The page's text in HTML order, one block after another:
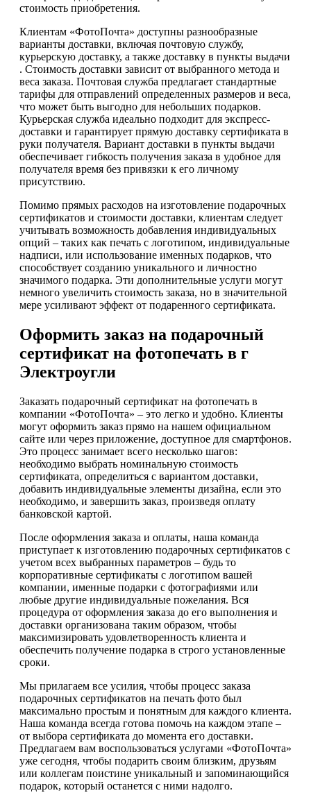
стоимость приобретения.
Клиентам «ФотоПочта» доступны разнообразные
варианты доставки, включая почтовую службу,
курьерскую доставку, а также доставку в пункты выдачи
. Стоимость доставки зависит от выбранного метода и
веса заказа. Почтовая служба предлагает стандартные
тарифы для отправлений определенных размеров и веса,
что может быть выгодно для небольших подарков.
Курьерская служба идеально подходит для экспресс-
доставки и гарантирует прямую доставку сертификата в
руки получателя. Вариант доставки в пункты выдачи
обеспечивает гибкость получения заказа в удобное для
получателя время без привязки к его личному
присутствию.
Помимо прямых расходов на изготовление подарочных
сертификатов и стоимости доставки, клиентам следует
учитывать возможность добавления индивидуальных
опций – таких как печать с логотипом, индивидуальные
надписи, или использование именных подарков, что
способствует созданию уникального и личностно
значимого подарка. Эти дополнительные услуги могут
немного увеличить стоимость заказа, но в значительной
мере усиливают эффект от подаренного сертификата.
Оформить заказ на подарочный
сертификат на фотопечать в г
Электроугли
Заказать подарочный сертификат на фотопечать в
компании «ФотоПочта» – это легко и удобно. Клиенты
могут оформить заказ прямо на нашем официальном
сайте или через приложение, доступное для смартфонов.
Это процесс занимает всего несколько шагов:
необходимо выбрать номинальную стоимость
сертификата, определиться с вариантом доставки,
добавить индивидуальные элементы дизайна, если это
необходимо, и завершить заказ, произведя оплату
банковской картой.
После оформления заказа и оплаты, наша команда
приступает к изготовлению подарочных сертификатов с
учетом всех выбранных параметров – будь то
корпоративные сертификаты с логотипом вашей
компании, именные подарки с фотографиями или
любые другие индивидуальные пожелания. Вся
процедура от оформления заказа до его выполнения и
доставки организована таким образом, чтобы
максимизировать удовлетворенность клиента и
обеспечить получение подарка в строго установленные
сроки.
Мы прилагаем все усилия, чтобы процесс заказа
подарочных сертификатов на печать фото был
максимально простым и понятным для каждого клиента.
Наша команда всегда готова помочь на каждом этапе –
от выбора сертификата до момента его доставки.
Предлагаем вам воспользоваться услугами «ФотоПочта»
уже сегодня, чтобы подарить своим близким, друзьям
или коллегам поистине уникальный и запоминающийся
подарок, который останется с ними надолго.